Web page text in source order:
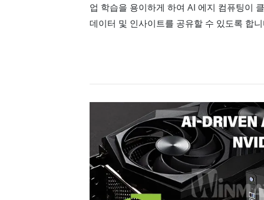
업 학습을 용이하게 하여 AI 에지 컴퓨팅이
데이터 및 인사이트를 공유할 수 있도록 합